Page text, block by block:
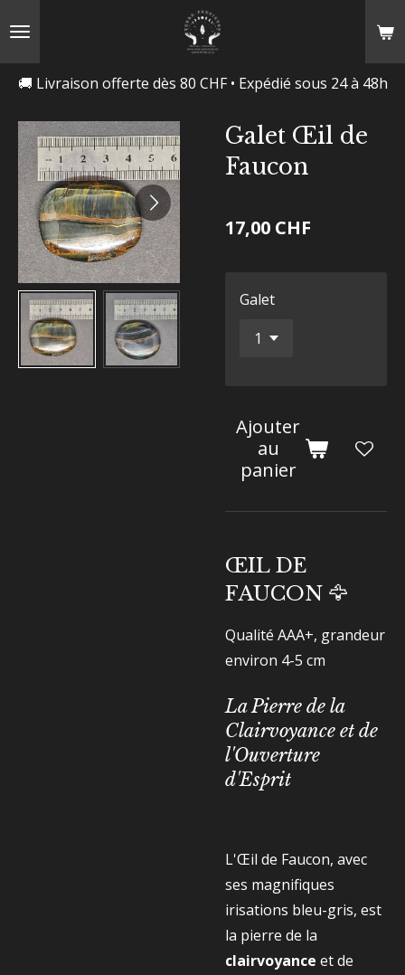
🚚 Livraison offerte dès 80 CHF • Expédié sous 24 à 48h
Galet Œil de
Faucon
17,00 CHF
Galet
Ajouter
au
panier
ŒIL DE
FAUCON 🦅
Qualité AAA+, grandeur
environ 4-5 cm
La Pierre de la
Clairvoyance et de
l'Ouverture
d'Esprit
L'Œil de Faucon, avec
ses magnifiques
irisations bleu-gris, est
la pierre de la
clairvoyance et de